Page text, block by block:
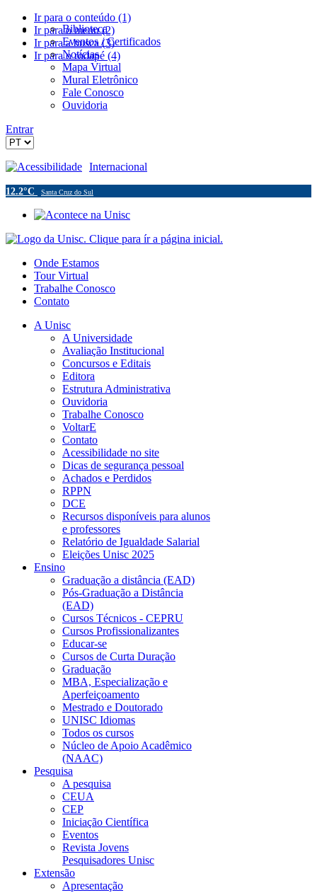
Ir para o conteúdo (1)
Ir para o menu (2)
Ir para a busca (3)
Ir para o rodapé (4)
Biblioteca
Eventos / Certificados
Notícias
Mapa Virtual
Mural Eletrônico
Fale Conosco
Ouvidoria
Entrar
Acessibilidade Internacional
12.2°C Santa Cruz do Sul
Onde Estamos
Tour Virtual
Trabalhe Conosco
Contato
A Unisc
A Universidade
Avaliação Institucional
Concursos e Editais
Editora
Estrutura Administrativa
Ouvidoria
Trabalhe Conosco
VoltarE
Contato
Acessibilidade no site
Dicas de segurança pessoal
Achados e Perdidos
RPPN
DCE
Recursos disponíveis para alunos
e professores
Relatório de Igualdade Salarial
Eleições Unisc 2025
Ensino
Graduação a distância (EAD)
Pós-Graduação a Distância
(EAD)
Cursos Técnicos - CEPRU
Cursos Profissionalizantes
Educar-se
Cursos de Curta Duração
Graduação
MBA, Especialização e
Aperfeiçoamento
Mestrado e Doutorado
UNISC Idiomas
Todos os cursos
Núcleo de Apoio Acadêmico
(NAAC)
Pesquisa
A pesquisa
CEUA
CEP
Iniciação Científica
Eventos
Revista Jovens
Pesquisadores Unisc
Extensão
Apresentação